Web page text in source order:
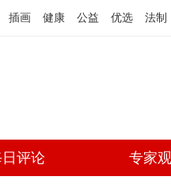
插画 健康 公益 优选 法制
评论 专家